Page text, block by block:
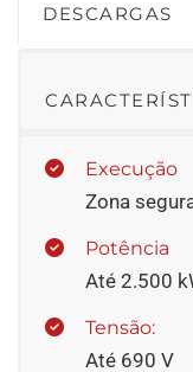
DESCARGAS
Execução
Zona
Potência
Até 2.500
Tensão:
Até 690 V